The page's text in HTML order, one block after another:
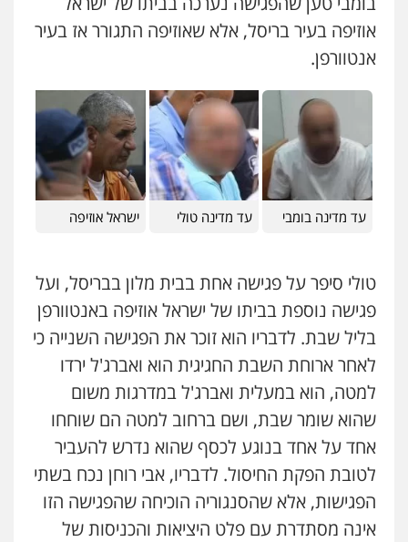
פסיכיאטריה משפטית
0506216048
עו"ד דותן דניאלי
פלילי פשיעה חמורה צווארון לבן פשיעה
כלכלית עורכי דין לענייני אסירים נוער
0542442982
פלילי פשיעה חמורה צווארון לבן
0526655833
עו"ד אורנת קמרון
פלילי תעבורה עורכי דין לענייני אסירים
משפחה נוער
0505417090
שני אלגרבלי – משרד עורכי דין
פלילי עורכי דין לענייני אסירים תעבורה
0507120031
אוזיפה בעיר בריסל, אלא שאוזיפה התגורר אז בעיר
אנטוורפן.
עד מדינה בומבי עד מדינה טולי ישראל אוזיפה
טולי סיפר על פגישה אחת בבית מלון בבריסל, ועל
פגישה נוספת בביתו של ישראל אוזיפה באנטוורפן
בליל שבת. לדבריו הוא זוכר את הפגישה השנייה כי
לאחר ארוחת השבת החגיגית הוא ואברג'ל ירדו
למטה, הוא במעלית ואברג'ל במדרגות משום
שהוא שומר שבת, ושם ברחוב למטה הם שוחחו
אחד על אחד בנוגע לכסף שהוא נדרש להעביר
לטובת הפקת החיסול. לדבריו, אבי רוחן נכח בשתי
הפגישות, אלא שהסנגוריה הוכיחה שהפגישה הזו
אינה מסתדרת עם פלט היציאות והכניסות של